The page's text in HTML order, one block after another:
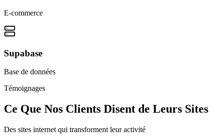
E-commerce
Supabase
Base de données
Témoignages
Ce Que Nos Clients Disent de Leurs Sites
Des sites internet qui transforment leur activité